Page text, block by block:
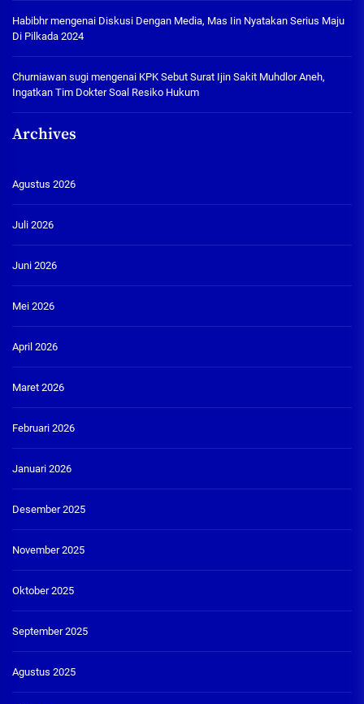
Habibhrmengenai Diskusi Dengan Media, Mas Iin Nyatakan Serius Maju
Di Pilkada 2024
Churniawan sugi mengenai KPK Sebut Surat Ijin Sakit Muhdlor Aneh,
Ingatkan Tim Dokter Soal Resiko Hukum
Archives
Agustus 2026
Juli 2026
Juni 2026
Mei 2026
April 2026
Maret 2026
Februari 2026
Januari 2026
Desember 2025
November 2025
Oktober 2025
September 2025
Agustus 2025